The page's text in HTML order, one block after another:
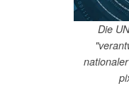
Die